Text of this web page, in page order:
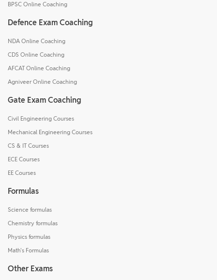
BPSC Online Coaching
Defence Exam Coaching
NDA Online Coaching
CDS Online Coaching
AFCAT Online Coaching
Agniveer Online Coaching
Gate Exam Coaching
Civil Engineering Courses
Mechanical Engineering Courses
CS & IT Courses
ECE Courses
EE Courses
Formulas
Science formulas
Chemistry formulas
Physics formulas
Math's Formulas
Other Exams